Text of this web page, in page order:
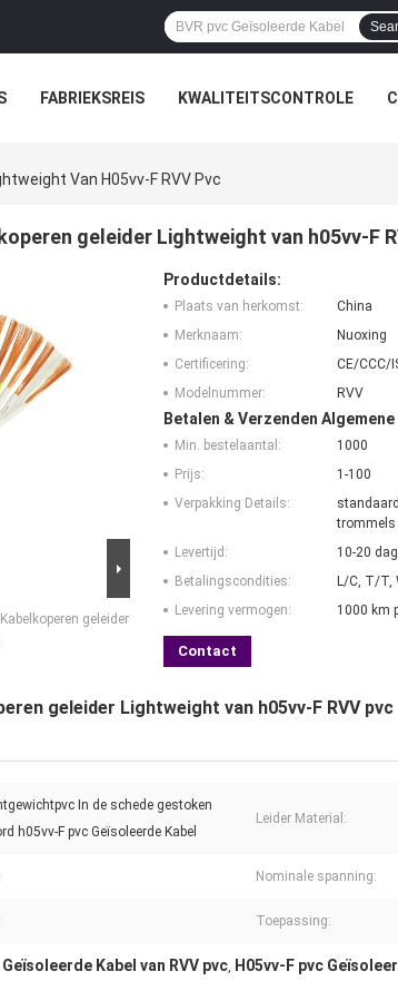
FABRIEKSREIS KWALITEITSCONTROLE
Van H05vv-F RVV Pvc
geleider Lightweight van h05vv-F
geleider
Productdetails:
Plaats van herkomst:
China
Merknaam:
Nuoxing
Certificering:
CE/CCC/
Modelnummer:
RVV
Betalen & Verzenden
Min. bestelaantal:
1000
Prijs:
1-100
Verpakking Details:
trommels
Levertijd:
10-20
Betalingscondities:
L/C, T/T,
Levering vermogen:
1000 km
Contact
geleider Lightweight van h05vv-F RVV pvc
In de schede gestoken
h05vv-F pvc Geïsoleerde Kabel
Leider Material:
Nominale spanning:
Toepassing:
Geïsoleerde Kabel van RVV pvc, H05vv-F pvc